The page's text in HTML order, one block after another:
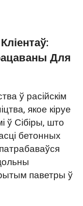
ўпакоўка:
кранам
Для
ў расійскім
якое кіруе
ў Сібіры, што
бетонных
паветры ў